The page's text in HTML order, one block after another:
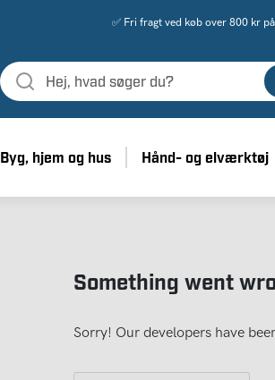
✅ Fri fragt ved køb over 800 kr
Byg, hjem og hus Hånd- og elværktøj
Something went
Sorry! Our developers have